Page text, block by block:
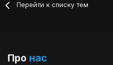
Перейти к списку тем
Про нас